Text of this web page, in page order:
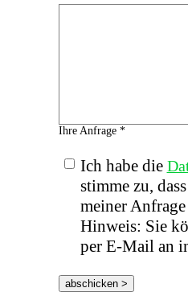
Ihre Anfrage *
Ich habe die
stimme zu,
meiner
Hinweis: Sie
per E-Mail an